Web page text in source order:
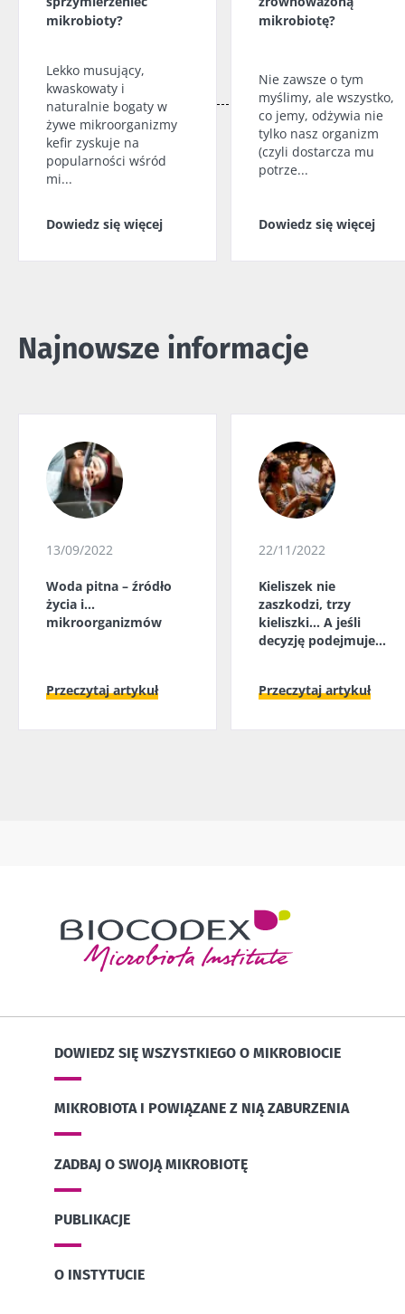
mikrobioty?
Lekko musujący,
kwaskowaty i
naturalnie bogaty w
żywe mikroorganizmy
kefir zyskuje na
popularności wśród
mi...
Dowiedz się więcej
mikrobiotę?
Nie zawsze o tym
myślimy, ale wszystko,
co jemy, odżywia nie
tylko nasz organizm
(czyli dostarcza mu
potrze...
Dowiedz się więcej
Najnowsze informacje
13/09/2022
Woda pitna – źródło
życia i...
mikroorganizmów
Przeczytaj artykuł
22/11/2022
Kieliszek nie
zaszkodzi, trzy
kieliszki... A jeśli
decyzję podejmuje
Przeczytaj artykuł
DOWIEDZ SIĘ WSZYSTKIEGO O MIKROBIOCIE
MIKROBIOTA I POWIĄZANE Z NIĄ ZABURZENIA
ZADBAJ O SWOJĄ MIKROBIOTĘ
PUBLIKACJE
O INSTYTUCIE